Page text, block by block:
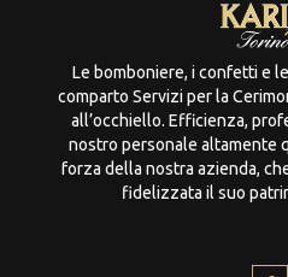
Le bomboniere, i confetti e
comparto Servizi per la
all’occhiello. Efficienza,
nostro personale altamente
forza della nostra azienda,
fidelizzata il suo